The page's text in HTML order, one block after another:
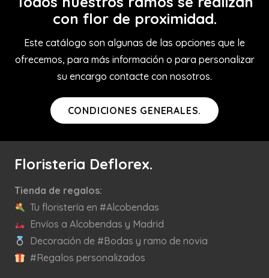
con flor de proximidad.
Este catálogo son algunas de las opciones que le
ofrecemos, para más información o para personalizar
su encargo contacte con nosotros.
CONDICIONES GENERALES.
Floristeria Deflorex.
Tienda de regalos:
Tu floristería en #Alcobendas
Envíos a Alcobendas y Madrid
Decoración de #Bodas y ramo de novia
#Regalos personalizados